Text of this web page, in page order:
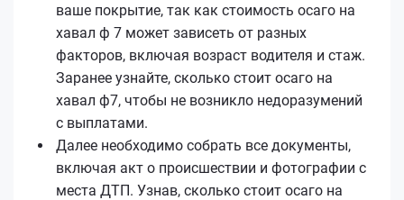
ваше покрытие, так как стоимость осаго на
хавал ф 7 может зависеть от разных
факторов, включая возраст водителя и стаж.
Заранее узнайте, сколько стоит осаго на
хавал ф7, чтобы не возникло недоразумений
с выплатами.
Далее необходимо собрать все документы,
включая акт о происшествии и фотографии с
места ДТП. Узнав, сколько стоит осаго на